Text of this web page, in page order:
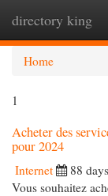
directory king
Home
1
Acheter des
pour 2024
Internet 88
Vous souhaitez